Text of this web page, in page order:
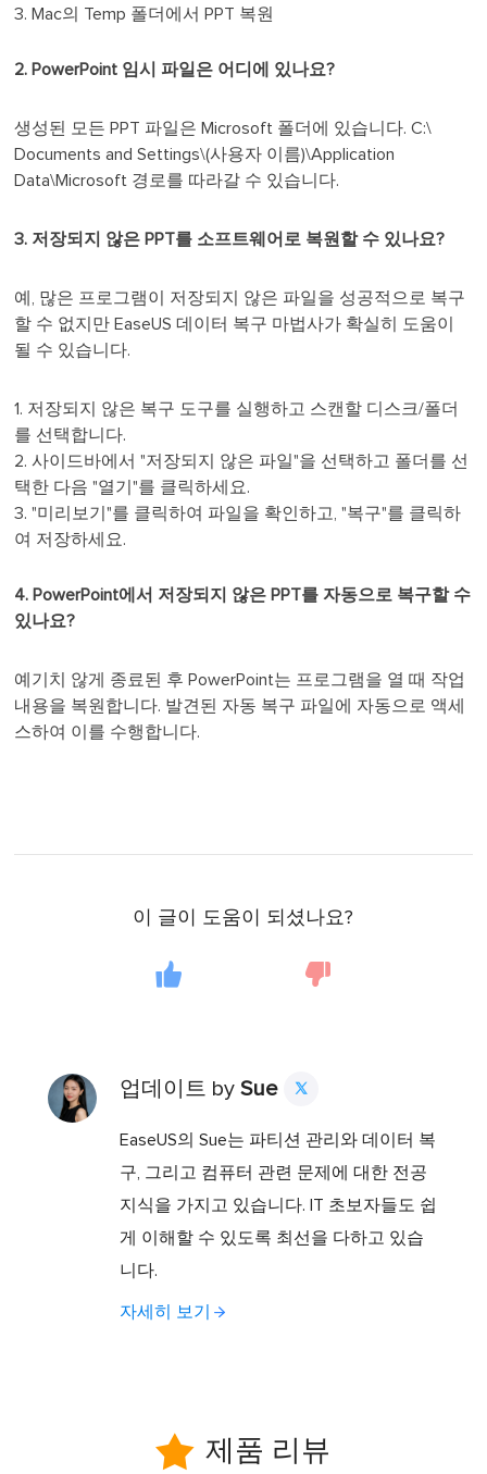
3. Mac의 Temp 폴더에서 PPT 복원
2. PowerPoint 임시 파일은 어디에 있나요?
생성된 모든 PPT 파일은 Microsoft 폴더에 있습니다. C:\
Documents and Settings\(사용자 이름)\Application
Data\Microsoft 경로를 따라갈 수 있습니다.
3. 저장되지 않은 PPT를 소프트웨어로 복원할 수 있나요?
예, 많은 프로그램이 저장되지 않은 파일을 성공적으로 복구
할 수 없지만 EaseUS 데이터 복구 마법사가 확실히 도움이
될 수 있습니다.
1. 저장되지 않은 복구 도구를 실행하고 스캔할 디스크/폴더
를 선택합니다.
2. 사이드바에서 "저장되지 않은 파일"을 선택하고 폴더를 선
택한 다음 "열기"를 클릭하세요.
3. "미리보기"를 클릭하여 파일을 확인하고, "복구"를 클릭하
여 저장하세요.
4. PowerPoint에서 저장되지 않은 PPT를 자동으로 복구할 수
있나요?
예기치 않게 종료된 후 PowerPoint는 프로그램을 열 때 작업
내용을 복원합니다. 발견된 자동 복구 파일에 자동으로 액세
스하여 이를 수행합니다.
이 글이 도움이 되셨나요?
업데이트 bySue 
EaseUS의 Sue는 파티션 관리와 데이터 복
구, 그리고 컴퓨터 관련 문제에 대한 전공
지식을 가지고 있습니다. IT 초보자들도 쉽
게 이해할 수 있도록 최선을 다하고 있습
니다.
자세히 보기
 제품 리뷰